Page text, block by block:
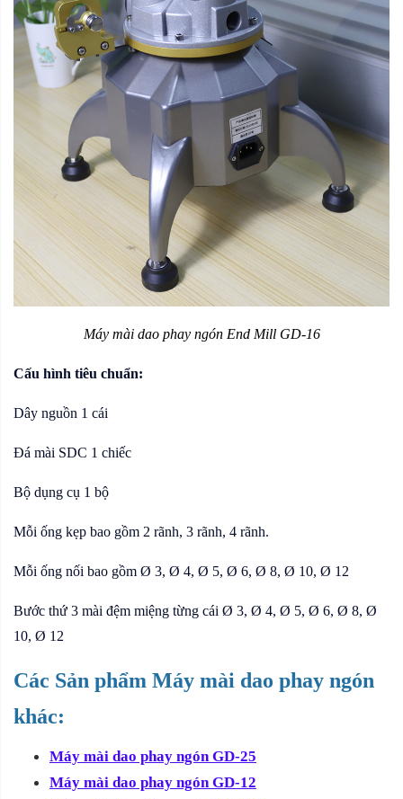
Máy mài dao phay ngón End Mill GD-16
Cấu hình tiêu chuẩn:
Dây nguồn 1 cái
Đá mài SDC 1 chiếc
Bộ dụng cụ 1 bộ
Mỗi ống kẹp bao gồm 2 rãnh, 3 rãnh, 4 rãnh.
Mỗi ống nối bao gồm Ø 3, Ø 4, Ø 5, Ø 6, Ø 8, Ø 10, Ø 12
Bước thứ 3 mài đệm miệng từng cái Ø 3, Ø 4, Ø 5, Ø 6, Ø 8, Ø
10, Ø 12
Các Sản phẩm Máy mài dao phay ngón
khác:
Máy mài dao phay ngón GD-25
Máy mài dao phay ngón GD-12